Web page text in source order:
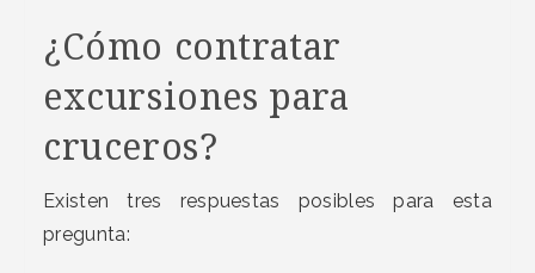
¿Cómo contratar
excursiones para
cruceros?
Existen tres respuestas posibles para esta
pregunta: